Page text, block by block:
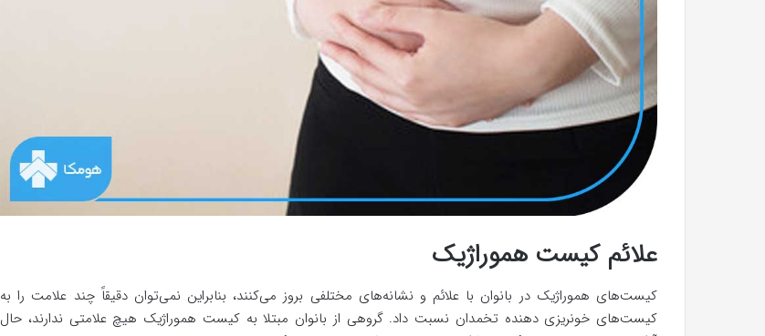
علائم کیست هموراژیک
کیست‌های هموراژیک در بانوان با علائم و نشانه‌های مختلفی بروز می‌کنند، بنابراین نمی‌توان دقیقاً چند علامت را به
کیست‌های خونریزی دهنده تخمدان نسبت داد. گروهی از بانوان مبتلا به کیست هموراژیک هیچ علامتی ندارند، حال